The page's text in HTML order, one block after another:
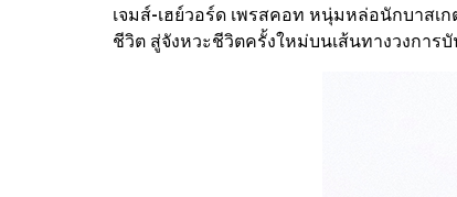
เจมส์-เฮย์วอร์ด เพรสคอท หนุ่มหล่อนักบาส
ชีวิต สู่จังหวะชีวิตครั้งใหม่บนเส้นทางวงกา